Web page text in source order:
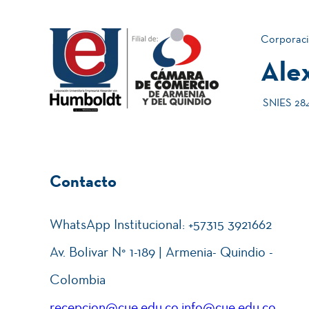
Semestre III
Proyecto de Grado
Total créditos:
SNIES
Contacto
WhatsApp Institucional: +57315 3921662
Av. Bolivar N° 1-189 | Armenia- Quindio -
Colombia